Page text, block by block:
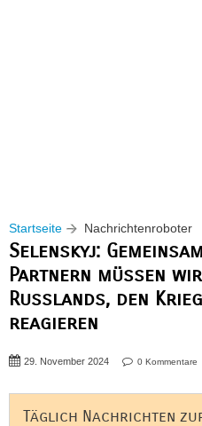
Startseite Nachrichtenroboter
Selenskyj:
Partnern müssen
Russlands, den
reagieren
29. November 2024 0 Kommentare
Täglich Nachrichten